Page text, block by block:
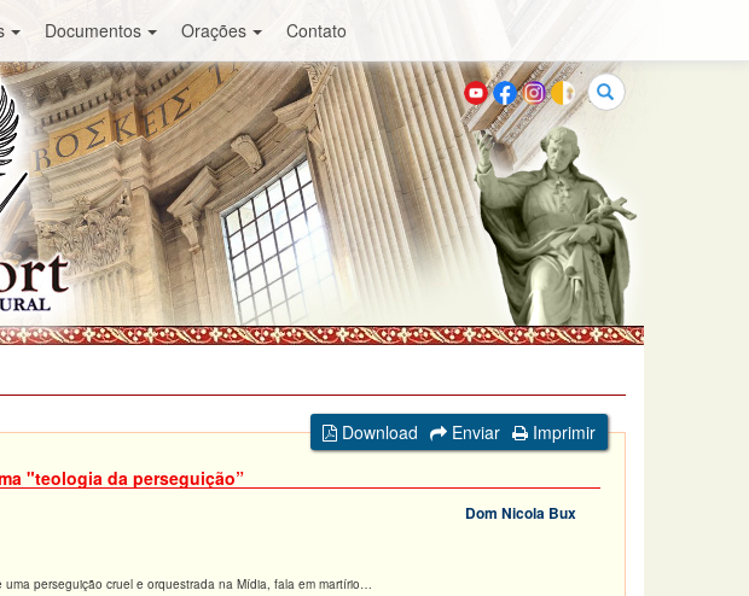
Documentos Orações Contato
Buscar
Download Enviar
Imprimir
"teologia da perseguição”
Dom Nicola Bux
perseguição cruel e orquestrada na Mídia, fala em martírio…